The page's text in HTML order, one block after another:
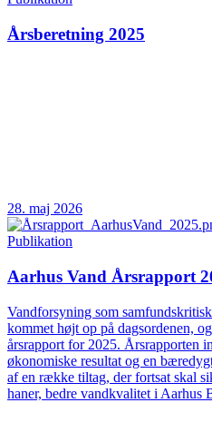
Årsberetning 2025
28. maj 2026
Publikation
Aarhus Vand Årsrapport
Vandforsyning som
kommet højt op på dagsordenen,
årsrapport for 2025. Årsrapporten
økonomiske resultat og en
af en række tiltag, der fortsat skal
haner, bedre vandkvalitet i Aarhus